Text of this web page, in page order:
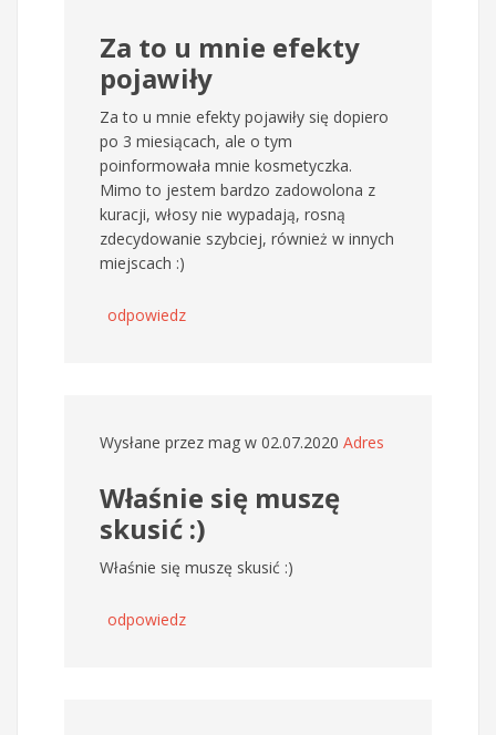
Za to u mnie efekty
pojawiły
Za to u mnie efekty pojawiły się dopiero
po 3 miesiącach, ale o tym
poinformowała mnie kosmetyczka.
Mimo to jestem bardzo zadowolona z
kuracji, włosy nie wypadają, rosną
zdecydowanie szybciej, również w innych
miejscach :)
odpowiedz
Wysłane przez mag w 02.07.2020 Adres
Właśnie się muszę
skusić :)
Właśnie się muszę skusić :)
odpowiedz